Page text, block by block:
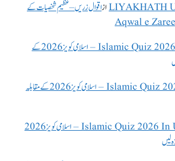
LIYAKHATHازاقوال زریں – عظیم شخصیات کے
Islamic Quiz 2026 In Urdu – اسلامی کویز 2026 کے
Islamic Quiz 2026 In Urdu – اسلامی کویز 2026 کے مقابلہ
Islamic Quiz 2026 In Urdu – اسلامی کویز 2026
لیں